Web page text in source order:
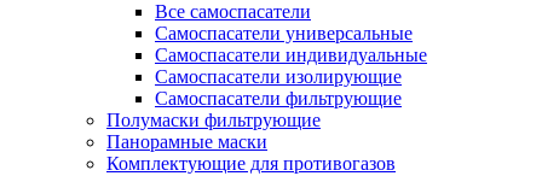
Все самоспасатели
Самоспасатели универсальные
Самоспасатели индивидуальные
Самоспасатели изолирующие
Самоспасатели фильтрующие
Полумаски фильтрующие
Панорамные маски
Комплектующие для противогазов